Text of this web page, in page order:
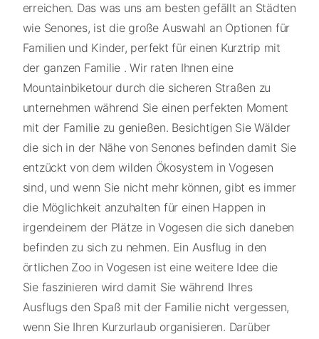
erreichen. Das was uns am besten gefällt an Städten
wie Senones, ist die große Auswahl an Optionen für
Familien und Kinder, perfekt für einen Kurztrip mit
der ganzen Familie . Wir raten Ihnen eine
Mountainbiketour durch die sicheren Straßen zu
unternehmen während Sie einen perfekten Moment
mit der Familie zu genießen. Besichtigen Sie Wälder
die sich in der Nähe von Senones befinden damit Sie
entzückt von dem wilden Ökosystem in Vogesen
sind, und wenn Sie nicht mehr können, gibt es immer
die Möglichkeit anzuhalten für einen Happen in
irgendeinem der Plätze in Vogesen die sich daneben
befinden zu sich zu nehmen. Ein Ausflug in den
örtlichen Zoo in Vogesen ist eine weitere Idee die
Sie faszinieren wird damit Sie während Ihres
Ausflugs den Spaß mit der Familie nicht vergessen,
wenn Sie Ihren Kurzurlaub organisieren. Darüber